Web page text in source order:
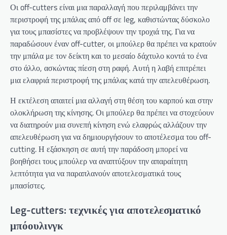
Οι off-cutters είναι μια παραλλαγή που περιλαμβάνει την
περιστροφή της μπάλας από off σε leg, καθιστώντας δύσκολο
για τους μπασίστες να προβλέψουν την τροχιά της. Για να
παραδώσουν έναν off-cutter, οι μπούλερ θα πρέπει να κρατούν
την μπάλα με τον δείκτη και το μεσαίο δάχτυλο κοντά το ένα
στο άλλο, ασκώντας πίεση στη ραφή. Αυτή η λαβή επιτρέπει
μια ελαφριά περιστροφή της μπάλας κατά την απελευθέρωση.
Η εκτέλεση απαιτεί μια αλλαγή στη θέση του καρπού και στην
ολοκλήρωση της κίνησης. Οι μπούλερ θα πρέπει να στοχεύουν
να διατηρούν μια συνεπή κίνηση ενώ ελαφρώς αλλάζουν την
απελευθέρωση για να δημιουργήσουν το αποτέλεσμα του off-
cutting. Η εξάσκηση σε αυτή την παράδοση μπορεί να
βοηθήσει τους μπούλερ να αναπτύξουν την απαραίτητη
λεπτότητα για να παραπλανούν αποτελεσματικά τους
μπασίστες.
Leg-cutters: τεχνικές για αποτελεσματικό
μπόουλινγκ